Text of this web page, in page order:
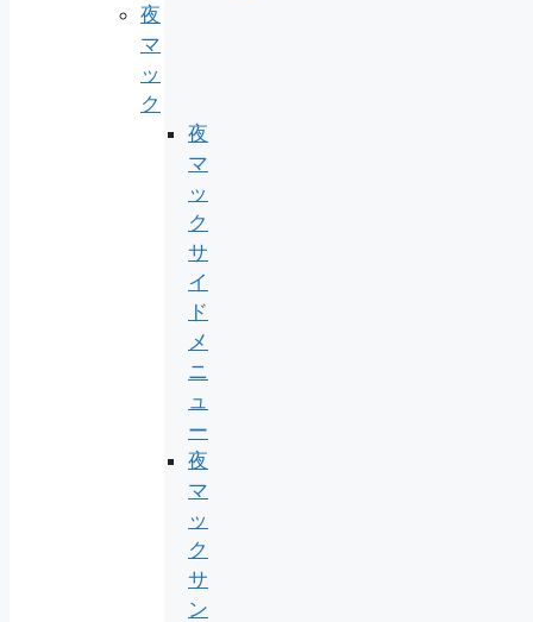
夜
マ
ッ
ク
夜
マ
ッ
ク
サ
イ
ド
メ
ニ
ュ
ー
夜
マ
ッ
ク
サ
ン